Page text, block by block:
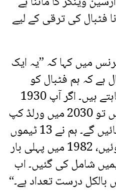
فٹبال کی ترقی کے لیے
میں کہا کہ ”یہ ایک
ہے کہ ہم فٹبال کو
پوری دنیا میں پھیلانا چاہتے ہیں۔ اگر آپ 1930
سے اب تک کا سفر دیکھیں تو 2030 میں ورلڈ کپ
کو 100 سال پورے ہو جائیں گے۔ ہم نے 13 ٹیموں
سے شروع کیا، پھر 16 ہوئیں، 1982 میں پہلی بار
1998 میں 32 ٹیمیں شامل کی گئیں۔ اب